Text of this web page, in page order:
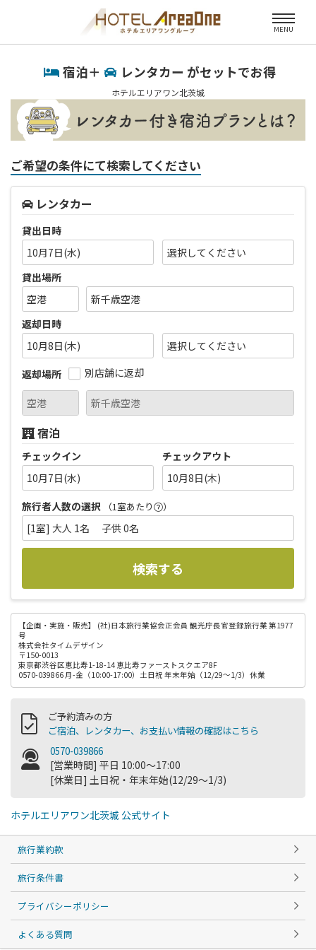
MENU
宿泊＋ レンタカー がセットでお得
ホテルエリアワン北茨城
ご希望の条件にて検索してください
レンタカー
貸出日時
10月7日(水)
貸出場所
返却日時
10月8日(木)
返却場所
別店舗に返却
宿泊
チェックイン
10月7日(水)
チェックアウト
10月8日(木)
旅行者人数の選択
（1室あたり ）
[1室] 大人 1名 子供 0名
検索する
【企画・実施・販売】
(社)日本旅行業協会正会員 観光庁長官登録旅行業 第1977
号
株式会社タイムデザイン
〒150-0013
東京都渋谷区恵比寿1-18-14 恵比寿ファーストスクエア8F
0570-039866 月-金（10:00-17:00）土日祝 年末年始（12/29～1/3）休業
ご予約済みの方
ご宿泊、レンタカー、お支払い情報の確認はこちら
0570-039866
[営業時間] 平日 10:00～17:00
[休業日] 土日祝・年末年始(12/29～1/3)
ホテルエリアワン北茨城 公式サイト
旅行業約款
旅行条件書
プライバシーポリシー
よくある質問